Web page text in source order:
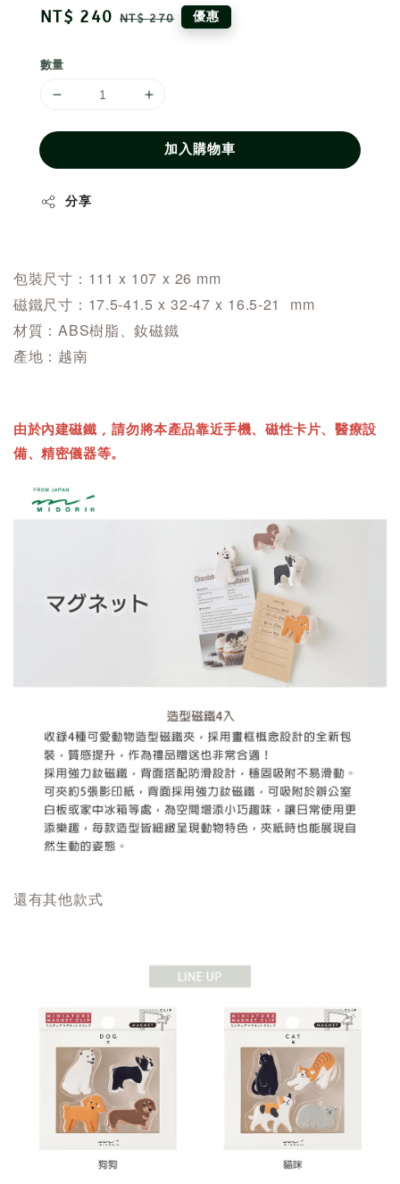
Sale
NT$ 240 Regular
NT$ 270 優惠
數量
加入購物車
分享
包裝尺寸：111 x 107 x 26 mm
磁鐵尺寸：17.5-41.5 x 32-47 x 16.5-21 mm
材質：ABS樹脂、釹磁鐵
產地：越南
由於內建磁鐵 , 請勿將本產品靠近手機、磁性卡片、醫療設
備、精密儀器等。
還有其他款式